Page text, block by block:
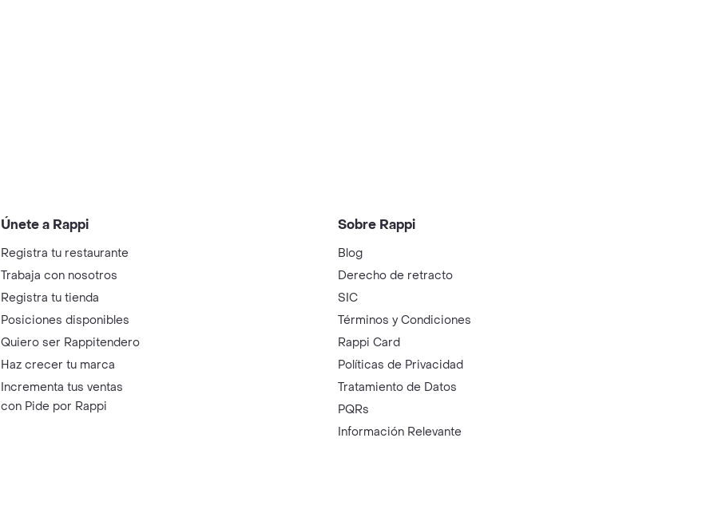
Únete a Rappi
Registra tu restaurante
Trabaja con nosotros
Registra tu tienda
Posiciones disponibles
Quiero ser Rappitendero
Haz crecer tu marca
Incrementa tus ventas
con Pide por Rappi
Sobre Rappi
Blog
Derecho de retracto
SIC
Términos y Condiciones
Rappi Card
Políticas de Privacidad
Tratamiento de Datos
PQRs
Información Relevante